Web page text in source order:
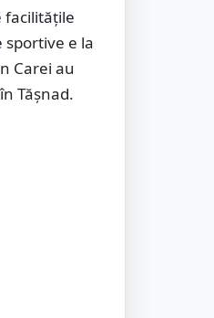
facilitățile
e la
Carei au
Tășnad.